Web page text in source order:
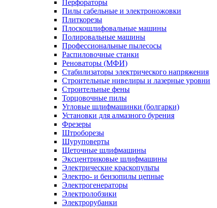
Перфораторы
Пилы сабельные и электроножовки
Плиткорезы
Плоскошлифовальные машины
Полировальные машины
Профессиональные пылесосы
Распиловочные станки
Реноваторы (МФИ)
Стабилизаторы электрического напряжения
Строительные нивелиры и лазерные уровни
Строительные фены
Торцовочные пилы
Угловые шлифмашинки (болгарки)
Установки для алмазного бурения
Фрезеры
Штроборезы
Шуруповерты
Щеточные шлифмашины
Эксцентриковые шлифмашины
Электрические краскопульты
Электро- и бензопилы цепные
Электрогенераторы
Электролобзики
Электрорубанки